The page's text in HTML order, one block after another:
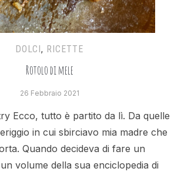
DOLCI, RICETTE
Rotolo di mele
26 Febbraio 2021
Ecco, tutto è partito da lì. Da quelle
in cui sbirciavo mia madre che
Quando decideva di fare un
volume della sua enciclopedia di